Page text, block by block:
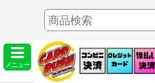
メニュー